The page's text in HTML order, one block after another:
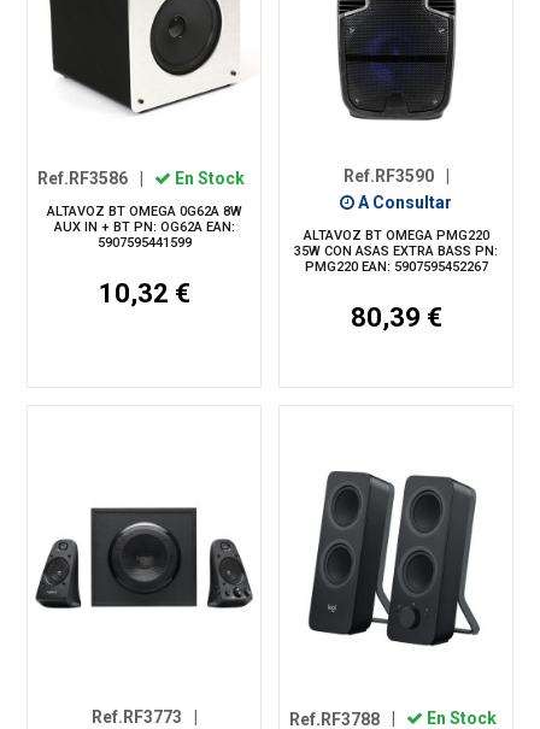
Ref.RF3586 En Stock
ALTAVOZ BT OMEGA 0G62A 8W
AUX IN + BT PN: OG62A EAN:
5907595441599
10,32 €
Ref.RF3590
A Consultar
ALTAVOZ BT OMEGA PMG220
35W CON ASAS EXTRA BASS PN:
PMG220 EAN: 5907595452267
80,39 €
Ref.RF3773 Ref.RF3788 En Stock